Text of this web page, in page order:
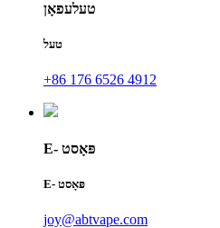
טעלעפאָן
טעל
+86 176 6526 4912
E- פּאָסט
E- פּאָסט
joy@abtvape.com